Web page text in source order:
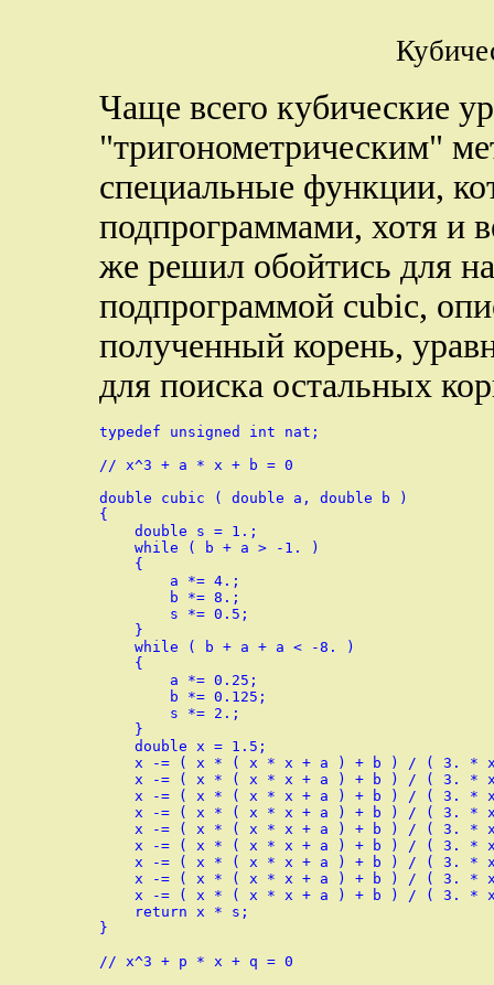
Чаще всего кубические
"тригонометрическим"
специальные функции,
подпрограммами, хотя и
же решил обойтись для
подпрограммой cubic,
полученный корень,
для поиска остальных
typedef unsigned int nat;
// x^3 + a * x + b = 0
double cubic ( double a, double b )
{
    double s = 1.;
    while ( b + a > -1. )
    {
        a *= 4.;
        b *= 8.;
        s *= 0.5;
    }
    while ( b + a + a < -8. )
    {
        a *= 0.25;
        b *= 0.125;
        s *= 2.;
    }
    double x = 1.5;
x -= ( x * ( x * x + a ) + b ) / ( 3. *
x -= ( x * ( x * x + a ) + b ) / ( 3. *
x -= ( x * ( x * x + a ) + b ) / ( 3. *
x -= ( x * ( x * x + a ) + b ) / ( 3. *
x -= ( x * ( x * x + a ) + b ) / ( 3. *
x -= ( x * ( x * x + a ) + b ) / ( 3. *
x -= ( x * ( x * x + a ) + b ) / ( 3. *
x -= ( x * ( x * x + a ) + b ) / ( 3. *
x -= ( x * ( x * x + a ) + b ) / ( 3. *
    return x * s;
}
// x^3 + p * x + q = 0